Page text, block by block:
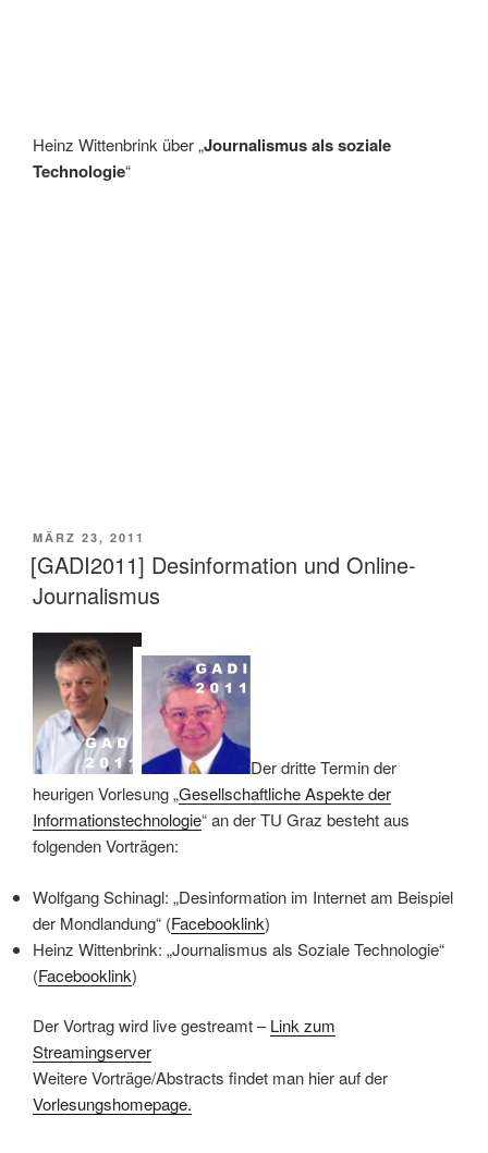
Heinz Wittenbrink über „Journalismus als soziale
Technologie“
VERÖFFENTLICHT
AM
MÄRZ 23, 2011
[GADI2011] Desinformation und Online-
Journalismus
Der dritte Termin der
heurigen Vorlesung „Gesellschaftliche Aspekte der
Informationstechnologie“ an der TU Graz besteht aus
folgenden Vorträgen:
Wolfgang Schinagl: „Desinformation im Internet am Beispiel
der Mondlandung“ (Facebooklink)
Heinz Wittenbrink: „Journalismus als Soziale Technologie“
(Facebooklink)
Der Vortrag wird live gestreamt –Link zum
Streamingserver
Weitere Vorträge/Abstracts findet man hier auf der
Vorlesungshomepage.